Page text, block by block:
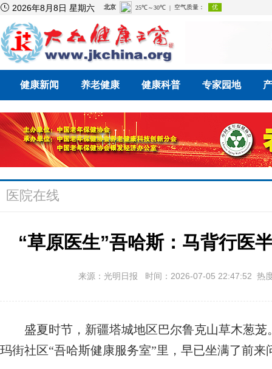
 2026年8月8日 星期六
健康新闻 养老健康 健康科普 专家园地
医院在线
“草原医生”吾哈斯：马背行医
来源：光明日报 时间：2026-07-05 22:47:52 热
盛夏时节，新疆塔城地区巴尔鲁克山草木葱茏
玛街社区“吾哈斯健康服务室”里，早已坐满了前来